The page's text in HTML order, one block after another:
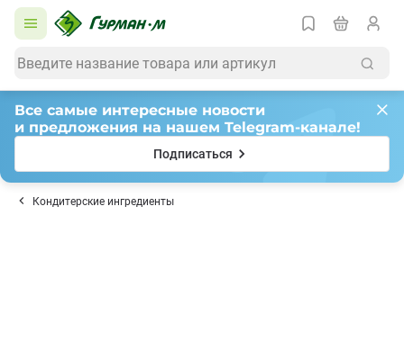
Все самые интересные новости
и предложения на нашем Telegram-канале!
Подписаться
Кондитерские ингредиенты